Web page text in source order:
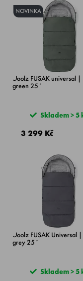
NOVINKA
Joolz FUSAK universal |
green 25´
Skladem > 5
3 299 Kč
Joolz FUSAK Universal |
grey 25´
Skladem > 5